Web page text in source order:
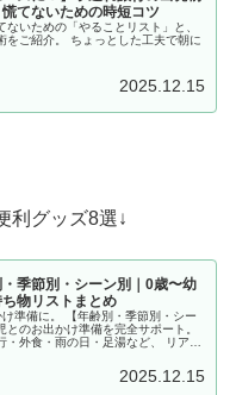
てないための時短コツ
ないための「やることリスト」と、
をご紹介。 ちょっとした工夫で朝に
2025.12.15
利グッズ8選↓
・季節別・シーン別｜0歳〜幼
物リストまとめ
準備に。 【年齢別・季節別・シー
とのお出かけ準備を完全サポート。
・外食・雨の日・足湯など、 リアル
2025.12.15